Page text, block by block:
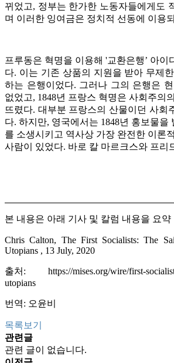
뀌었고, 정부는 한가한 노동자들에게도
며 이러한 잉여금은 정치적 선동에 이용
프루동은 혁명을 이용해 '교환은행’ 아이
다. 이는 기존 상품의 지원을 받아 무제
하는 은행이었다. 그러나 그의 은행은
없었고, 1848년 프랑스 혁명은 사회주의
뜨렸다. 대부분 프랑스의 산물이던 사회
다. 하지만, 영국에서는 1848년 홍보물을
를 소생시키고 역사상 가장 완전한 이론
사람이 있었다. 바로 칼 마르크스와 프리
본 내용은 아래 기사 및 칼럼 내용을 요
Chris Calton, The First Socialists: The
Utopians , 13 July, 2020
출처: https://mises.org/wire/first-
utopians
번역: 오윤비
목록보기
관련글
관련 글이 없습니다.